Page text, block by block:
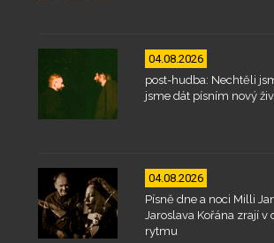
04.08.2026
post-hudba: Nechtěli
jsme dát písním nový
04.08.2026
Písně dne a noci Milli
Jaroslava Kořána zrají v
rytmu